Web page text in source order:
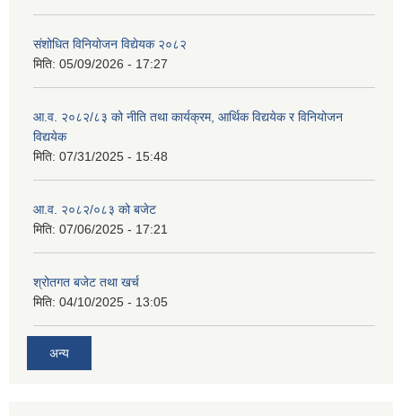
संशोधित विनियोजन विद्येयक २०८२
मिति: 05/09/2026 - 17:27
आ.व. २०८२/८३ को नीति तथा कार्यक्रम, आर्थिक विद्ययेक र विनियोजन
विद्ययेक
मिति: 07/31/2025 - 15:48
आ.व. २०८२/०८३ को बजेट
मिति: 07/06/2025 - 17:21
श्रोतगत बजेट तथा खर्च
मिति: 04/10/2025 - 13:05
अन्य